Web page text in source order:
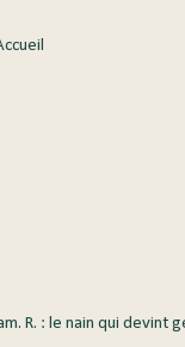
R. : le nain qui devint